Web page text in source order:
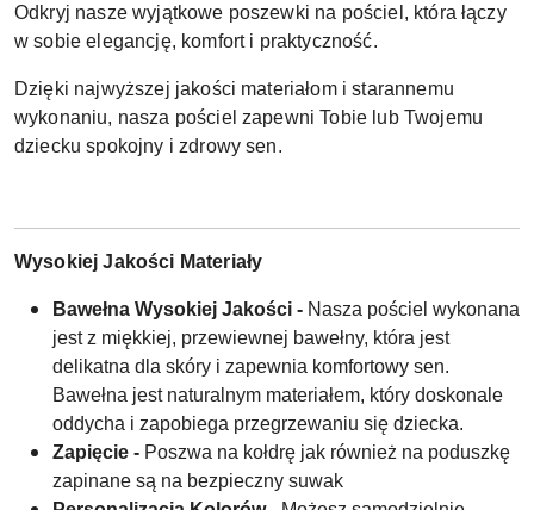
Odkryj nasze wyjątkowe poszewki na pościel, która łączy
w sobie elegancję, komfort i praktyczność.
Dzięki najwyższej jakości materiałom i starannemu
wykonaniu, nasza pościel zapewni Tobie lub Twojemu
dziecku spokojny i zdrowy sen.
Wysokiej Jakości Materiały
Bawełna Wysokiej Jakości - Nasza pościel wykonana
jest z miękkiej, przewiewnej bawełny, która jest
delikatna dla skóry i zapewnia komfortowy sen.
Bawełna jest naturalnym materiałem, który doskonale
oddycha i zapobiega przegrzewaniu się dziecka.
Zapięcie - Poszwa na kołdrę jak również na poduszkę
zapinane są na bezpieczny suwak